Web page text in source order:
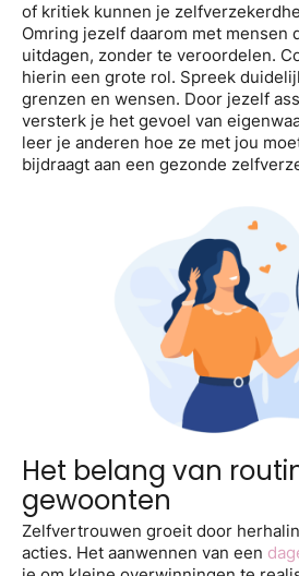
of kritiek kunnen je
Omring jezelf daarom met mensen
uitdagen, zonder te veroordelen.
hierin een grote rol. Spreek
grenzen en wensen. Door jezelf
versterk je het gevoel van
leer je anderen hoe ze met jou
bijdraagt aan een gezonde
Het belang van
gewoonten
Zelfvertrouwen groeit door
acties. Het aanwennen van een